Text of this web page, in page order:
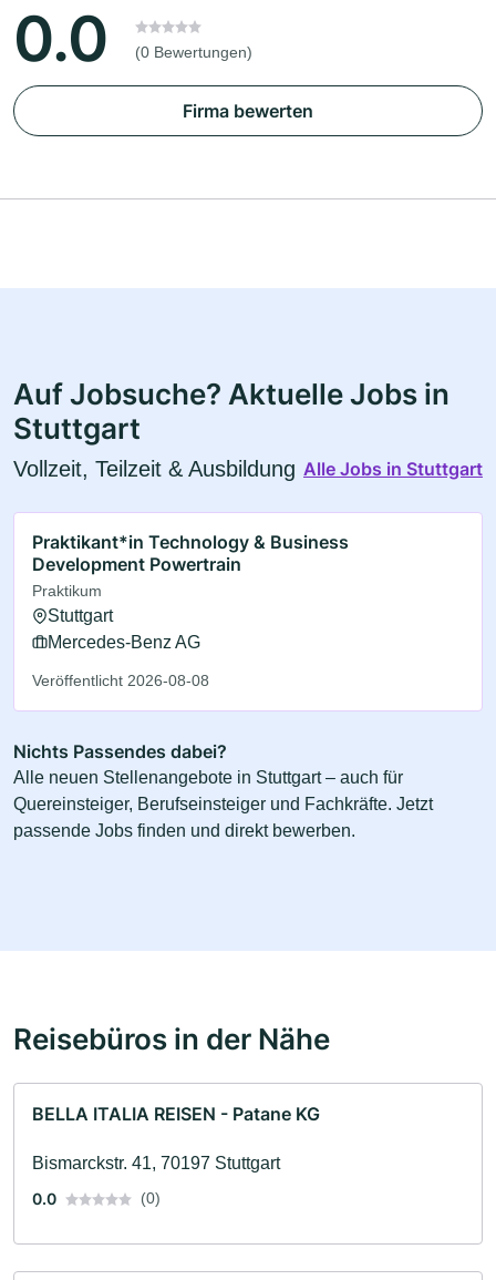
0.0 (0 Bewertungen)
Firma bewerten
Auf Jobsuche? Aktuelle Jobs in
Stuttgart
Vollzeit, Teilzeit & Ausbildung Alle Jobs in Stuttgart
Praktikant*in Technology & Business
Development Powertrain
Praktikum
Stuttgart
Mercedes-Benz AG
Veröffentlicht 2026-08-08
Nichts Passendes dabei?
Alle neuen Stellenangebote in Stuttgart – auch für
Quereinsteiger, Berufseinsteiger und Fachkräfte. Jetzt
passende Jobs finden und direkt bewerben.
Reisebüros in der Nähe
BELLA ITALIA REISEN - Patane KG
Bismarckstr. 41, 70197 Stuttgart
0.0
(0)